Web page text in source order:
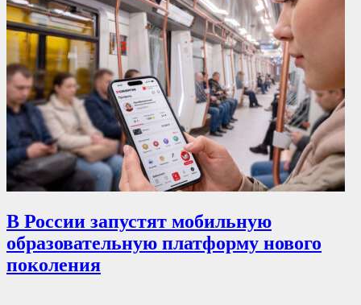
В России запустят мобильную
образовательную платформу нового
поколения